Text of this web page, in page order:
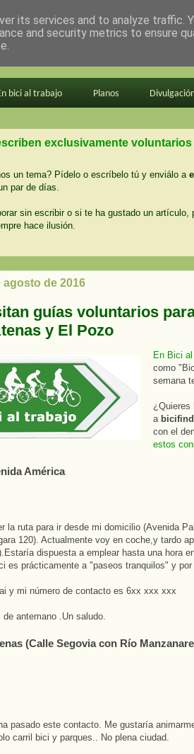
bici al trabajo Planos
exclusivamente voluntarios
un tema? Pídelo o escríbelo tú y enviálo a
par de días.
sin escribir o si te ha gustado un artículo,
hace ilusión.
agosto de 2016
guías voluntarios
y El Pozo
En Bici
como
semana
¿Quieres
a
con el
estos
América
la ruta para ir desde mi domicilio (Avenida
120). Actualmente voy en coche,y tardo
dispuesta a emplear hasta una hora
es prácticamente a "paseos tranquilos" y
y mi número de contacto es 6xx xxx xxx
antemano .Un saludo.
(Calle Segovia con Río
pasado este contacto. Me gustaría
carril bici y parques.. No plena ciudad.
its services and to analyze traffic.
and security metrics to ensure